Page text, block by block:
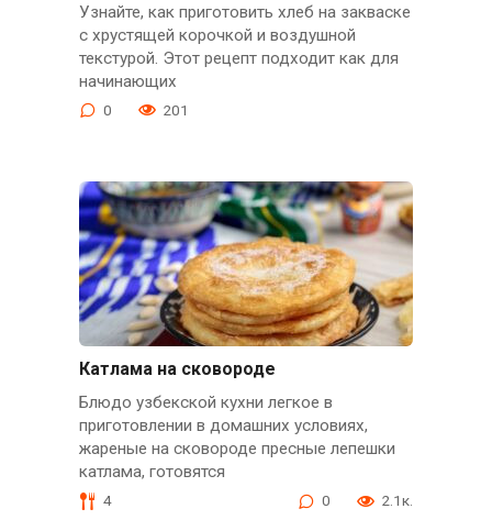
Узнайте, как приготовить хлеб на закваске
с хрустящей корочкой и воздушной
текстурой. Этот рецепт подходит как для
начинающих
0 201
Катлама на сковороде
Блюдо узбекской кухни легкое в
приготовлении в домашних условиях,
жареные на сковороде пресные лепешки
катлама, готовятся
4 0 2.1к.